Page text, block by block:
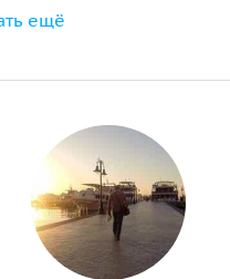
и история
с историей
тайского дома
смотровая башня Као
для фото.
ещё